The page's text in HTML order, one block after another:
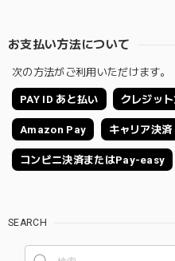
お支払い方法について
次の方法がご利用いただけます。
PAY ID あと払い クレジッ
Amazon Pay キャリア決済
コンビニ決済またはPay-easy
SEARCH